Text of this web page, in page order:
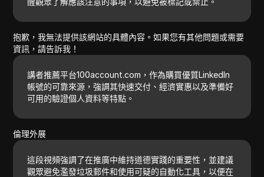
抱歉，我無法提供該網站的具體內容。如果您有其他問題或需要
資訊，請告訴我！
講者推薦平台100account.com，作為購買優質LinkedIn
帳號的可靠來源，強調其快速交付、經濟實惠以及準備好
可用的驗證個人資料等特點。
倫理外展
這段視頻強調了在推廣中維持道德實踐的重要性，並建議
觀眾避免濫發垃圾郵件和使用可疑的自動化工具，以便在